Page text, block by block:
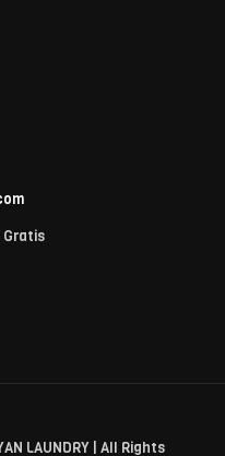
Gratis
LAUNDRY | All Rights